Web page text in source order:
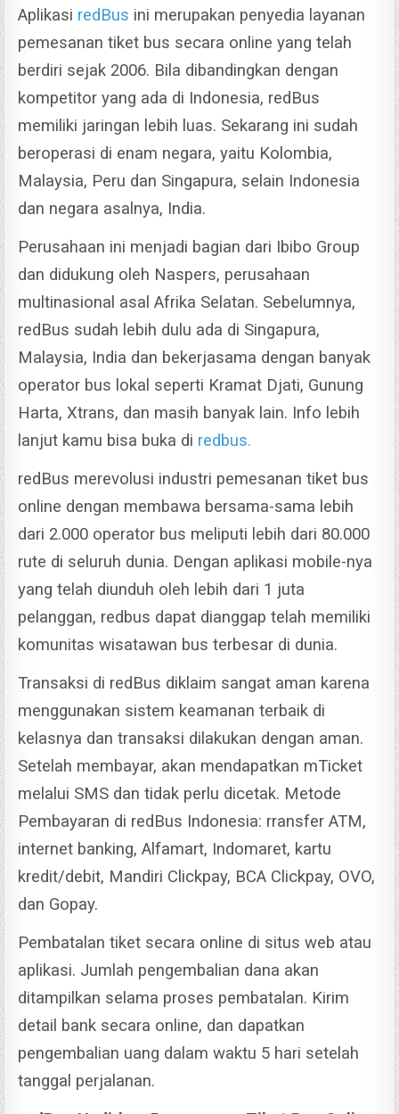
Aplikasi redBus ini merupakan penyedia layanan
pemesanan tiket bus secara online yang telah
berdiri sejak 2006. Bila dibandingkan dengan
kompetitor yang ada di Indonesia, redBus
memiliki jaringan lebih luas. Sekarang ini sudah
beroperasi di enam negara, yaitu Kolombia,
Malaysia, Peru dan Singapura, selain Indonesia
dan negara asalnya, India.
Perusahaan ini menjadi bagian dari Ibibo Group
dan didukung oleh Naspers, perusahaan
multinasional asal Afrika Selatan. Sebelumnya,
redBus sudah lebih dulu ada di Singapura,
Malaysia, India dan bekerjasama dengan banyak
operator bus lokal seperti Kramat Djati, Gunung
Harta, Xtrans, dan masih banyak lain. Info lebih
lanjut kamu bisa buka di redbus.
redBus merevolusi industri pemesanan tiket bus
online dengan membawa bersama-sama lebih
dari 2.000 operator bus meliputi lebih dari 80.000
rute di seluruh dunia. Dengan aplikasi mobile-nya
yang telah diunduh oleh lebih dari 1 juta
pelanggan, redbus dapat dianggap telah memiliki
komunitas wisatawan bus terbesar di dunia.
Transaksi di redBus diklaim sangat aman karena
menggunakan sistem keamanan terbaik di
kelasnya dan transaksi dilakukan dengan aman.
Setelah membayar, akan mendapatkan mTicket
melalui SMS dan tidak perlu dicetak. Metode
Pembayaran di redBus Indonesia: rransfer ATM,
internet banking, Alfamart, Indomaret, kartu
kredit/debit, Mandiri Clickpay, BCA Clickpay, OVO,
dan Gopay.
Pembatalan tiket secara online di situs web atau
aplikasi. Jumlah pengembalian dana akan
ditampilkan selama proses pembatalan. Kirim
detail bank secara online, dan dapatkan
pengembalian uang dalam waktu 5 hari setelah
tanggal perjalanan.